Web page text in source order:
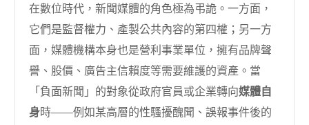
在數位時代，新聞媒體的角色極為弔詭。一方面，
它們是監督權力、產製公共內容的第四權；另一方
面，媒體機構本身也是營利事業單位，擁有品牌聲
譽、股價、廣告主信賴度等需要維護的資產。當
「負面新聞」的對象從政府官員或企業轉向媒體自
身時——例如某高層的性騷擾醜聞、誤報事件後的